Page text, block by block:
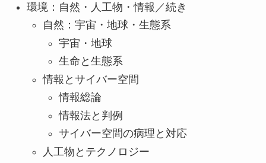
環境：自然・人工物・情報／続き
自然：宇宙・地球・生態系
宇宙・地球
生命と生態系
情報とサイバー空間
情報総論
情報法と判例
サイバー空間の病理と対応
人工物とテクノロジー